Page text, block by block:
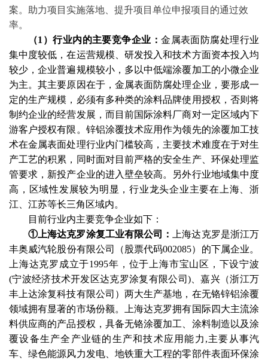
案。助力项目实施落地、提升项目单位申报项目的通过效
率。
（1）行业内的主要竞争企业：金属表面防腐处理行业
集中度较低，在运营规模、研发投入和技术方面资本投入均
较少，企业普遍规模较小，多以中低端涂覆加工的小微企业
为主。其主要原因在于，金属表面防腐处理企业，要形成一
定的生产规模，必须有多种类的涂料品牌使用授权，否则将
制约企业的经营发展，而目前国际涂料厂商对一定区域内下
游客户授权有限。锌铝涂覆技术应用作为领先的涂覆加工技
术在金属表面处理行业内门槛较高，主要技术难度在于对生
产工艺的积累，同时面对目前严格的安全生产、环保处理监
管要求，新投产企业的进入壁垒较高。另外行业地域集中度
高，区域性发展较为明显，行业龙头企业主要在上海、浙
江、江苏等长三角区域内。
目前行业内主要竞争企业如下：
①上海达克罗涂复工业有限公司：上海达克罗是浙江万
丰奥威汽轮股份有限公司（股票代码002085）的下属企业。
上海达克罗成立于1995年，位于上海市宝山区，下设宁波
(宁波经济技术开发区达克罗涂复有限公司)、嘉兴（浙江万
丰上达涂复科技有限公司）两大生产基地，在无铬锌铝涂覆
领域拥有显著的市场份额。上海达克罗拥有国际四大主流涂
料供应商的产品授权，具备无铬涂覆加工、涂料制造以及涂
覆设备生产全产业链的生产和技术应用能力,主要从事汽
车、绿色能源风力发电、地铁重大工程的零部件表面环保涂